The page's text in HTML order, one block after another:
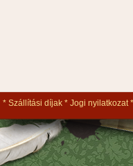
Szállítási díjak Jogi nyilatkozat